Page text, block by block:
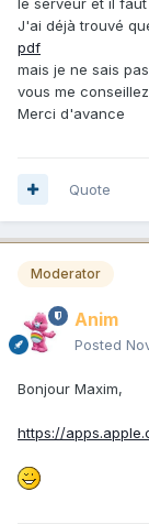
J'ai déjà trouvé
pdf
mais je ne sais
vous me conseillez
Merci d'avance
Quote
Moderator
Anim
Posted
Bonjour Maxim,
https://